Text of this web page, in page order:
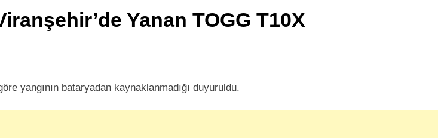
Yanan TOGG T10X
yangının bataryadan kaynaklanmadığı duyuruldu.